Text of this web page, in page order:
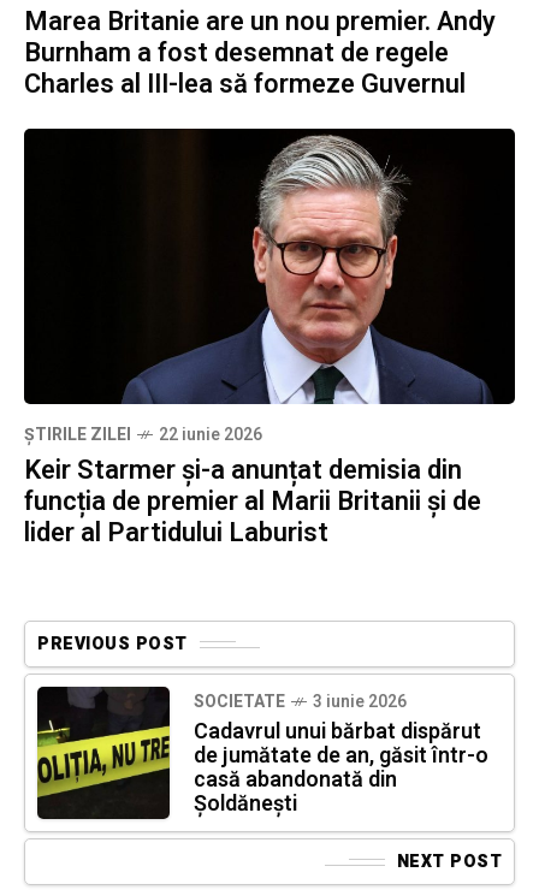
Marea Britanie are un nou premier. Andy
Burnham a fost desemnat de regele
Charles al III-lea să formeze Guvernul
ȘTIRILE ZILEI 22 iunie 2026
Keir Starmer și-a anunțat demisia din
funcția de premier al Marii Britanii și de
lider al Partidului Laburist
PREVIOUS POST
SOCIETATE 3 iunie 2026
Cadavrul unui bărbat dispărut
de jumătate de an, găsit într-o
casă abandonată din
Șoldănești
NEXT POST